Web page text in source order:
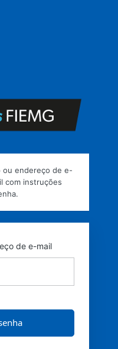
ou endereço de e-
com instruções
de e-mail